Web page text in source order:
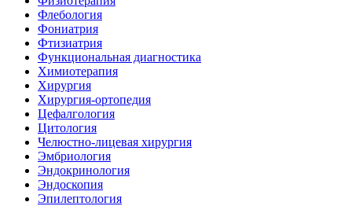
Флебология
Фониатрия
Фтизиатрия
Функциональная диагностика
Химиотерапия
Хирургия
Хирургия-ортопедия
Цефалгология
Цитология
Челюстно-лицевая хирургия
Эмбриология
Эндокринология
Эндоскопия
Эпилептология